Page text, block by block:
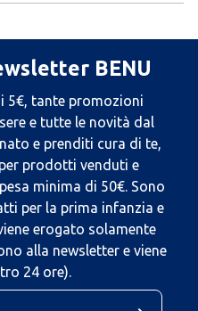
BENU
5€, tante promozioni
e tutte le novità dal
e prenditi cura di te,
prodotti venduti e
minima di 50€. Sono
per la prima infanzia e
erogato solamente
alla newsletter e viene
24 ore).